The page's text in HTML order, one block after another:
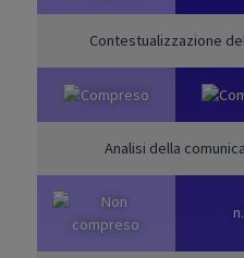
Contestualizzazione
Analisi della